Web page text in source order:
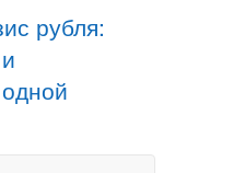
рубля: